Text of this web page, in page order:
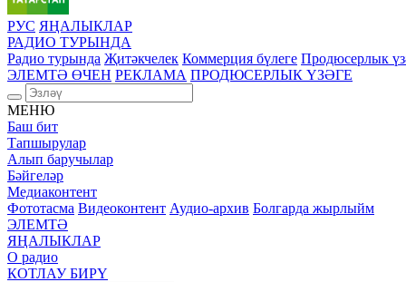
РУС ЯҢАЛЫКЛАР
РАДИО ТУРЫНДА
Радио турында Җитәкчелек Коммерция бүлеге Продюсерлык
ЭЛЕМТӘ ӨЧЕН РЕКЛАМА ПРОДЮСЕРЛЫК ҮЗӘГЕ
МЕНЮ
Баш бит
Тапшырулар
Алып баручылар
Бәйгеләр
Медиаконтент
Фототасма Видеоконтент Аудио-архив Болгарда жырлыйм
ЭЛЕМТӘ
ЯҢАЛЫКЛАР
О радио
КОТЛАУ БИРҮ